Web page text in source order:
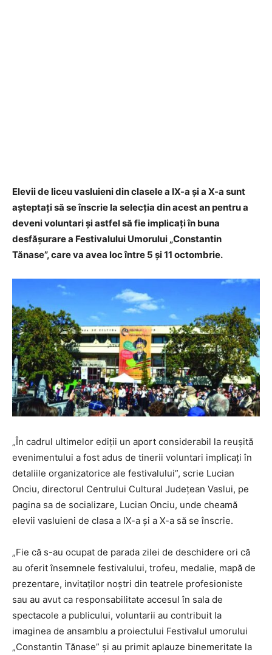
Elevii de liceu vasluieni din clasele a IX-a și a X-a sunt
așteptați să se înscrie la selecția din acest an pentru a
deveni voluntari și astfel să fie implicați în buna
desfășurare a Festivalului Umorului „Constantin
Tănase”, care va avea loc între 5 și 11 octombrie.
„În cadrul ultimelor ediții un aport considerabil la reușită
evenimentului a fost adus de tinerii voluntari implicați în
detaliile organizatorice ale festivalului”, scrie Lucian
Onciu, directorul Centrului Cultural Județean Vaslui, pe
pagina sa de socializare, Lucian Onciu, unde cheamă
elevii vasluieni de clasa a IX-a și a X-a să se înscrie.
„Fie că s-au ocupat de parada zilei de deschidere ori că
au oferit însemnele festivalului, trofeu, medalie, mapă de
prezentare, invitaților noștri din teatrele profesioniste
sau au avut ca responsabilitate accesul în sala de
spectacole a publicului, voluntarii au contribuit la
imaginea de ansamblu a proiectului Festivalul umorului
„Constantin Tănase” și au primit aplauze binemeritate la